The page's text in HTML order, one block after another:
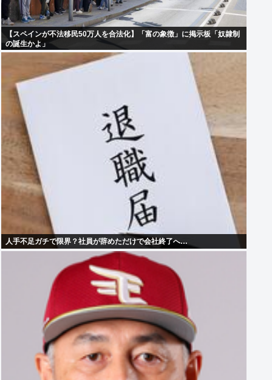
【スペインが不法移民50万人を合法化】「富の象徴」に掲示板「奴隷制
の誕生かよ」
人手不足ガチで限界？社員が辞めただけで会社終了へ…